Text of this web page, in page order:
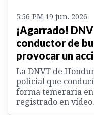
5:56 PM 19 jun. 2026
¡Agarrado!
conductor de
provocar un
La DNVT de
policial que
forma temeraria
registrado en vídeo.